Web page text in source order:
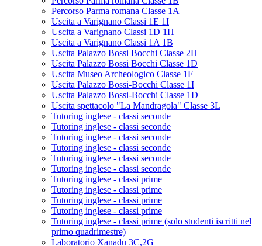
Percorso Parma romana Classe 1A
Uscita a Varignano Classi 1E 1I
Uscita a Varignano Classi 1D 1H
Uscita a Varignano Classi 1A 1B
Uscita Palazzo Bossi Bocchi Classe 2H
Uscita Palazzo Bossi Bocchi Classe 1D
Uscita Museo Archeologico Classe 1F
Uscita Palazzo Bossi-Bocchi Classe 1I
Uscita Palazzo Bossi-Bocchi Classe 1D
Uscita spettacolo "La Mandragola" Classe 3L
Tutoring inglese - classi seconde
Tutoring inglese - classi seconde
Tutoring inglese - classi seconde
Tutoring inglese - classi seconde
Tutoring inglese - classi seconde
Tutoring inglese - classi seconde
Tutoring inglese - classi prime
Tutoring inglese - classi prime
Tutoring inglese - classi prime
Tutoring inglese - classi prime
Tutoring inglese - classi prime (solo studenti iscritti nel
primo quadrimestre)
Laboratorio Xanadu 3C,2G